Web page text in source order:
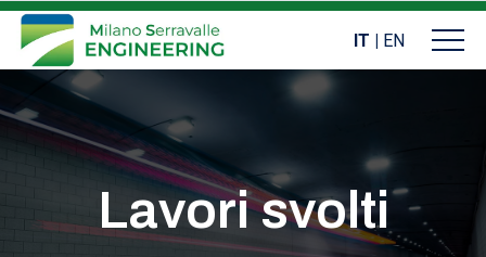
IT | EN
Lavori svolti